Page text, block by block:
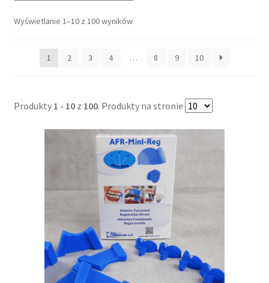
Wyświetlanie 1–10 z 100 wyników
1 2 3 4 … 8 9 10
Produkty 1 - 10z 100. Produkty na stronie